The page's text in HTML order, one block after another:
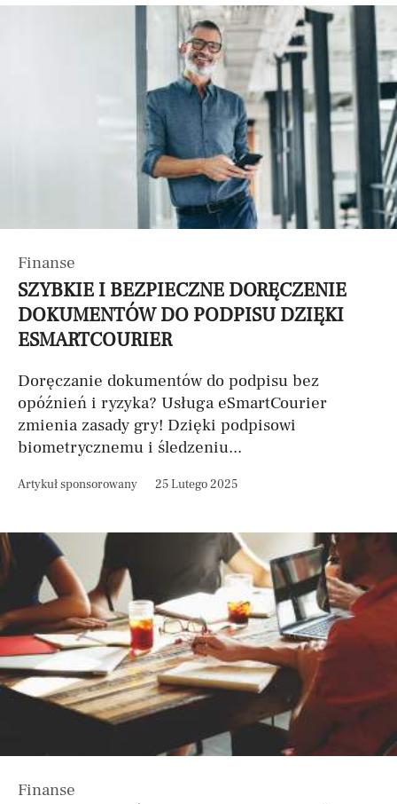
Finanse
SZYBKIE I BEZPIECZNE DORĘCZENIE
DOKUMENTÓW DO PODPISU DZIĘKI
ESMARTCOURIER
Doręczanie dokumentów do podpisu bez
opóźnień i ryzyka? Usługa eSmartCourier
zmienia zasady gry! Dzięki podpisowi
biometrycznemu i śledzeniu...
Artykuł sponsorowany 25 Lutego 2025
Finanse